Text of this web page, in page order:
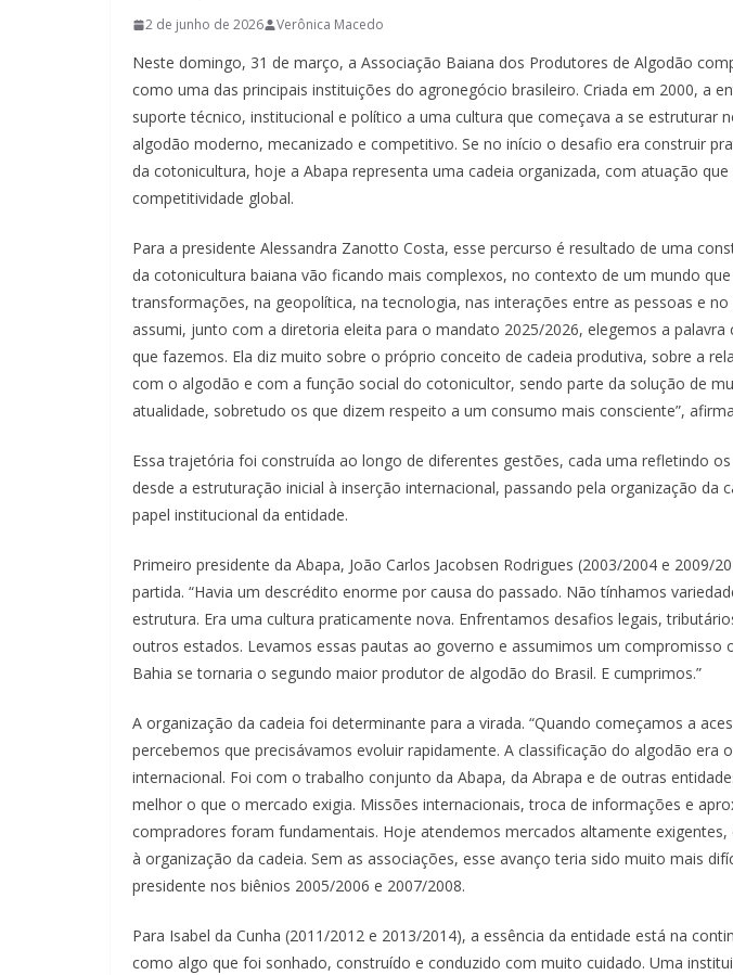
2 de junho de 2026 Verônica Macedo
Neste domingo, 31 de março, a Associação Baiana dos Produtores de Algodão
como uma das principais instituições do agronegócio brasileiro. Criada em 2000, a
suporte técnico, institucional e político a uma cultura que começava a se estruturar
algodão moderno, mecanizado e competitivo. Se no início o desafio era construir
da cotonicultura, hoje a Abapa representa uma cadeia organizada, com atuação
competitividade global.
Para a presidente Alessandra Zanotto Costa, esse percurso é resultado de uma
da cotonicultura baiana vão ficando mais complexos, no contexto de um mundo
transformações, na geopolítica, na tecnologia, nas interações entre as pessoas e
assumi, junto com a diretoria eleita para o mandato 2025/2026, elegemos a
que fazemos. Ela diz muito sobre o próprio conceito de cadeia produtiva, sobre a
com o algodão e com a função social do cotonicultor, sendo parte da solução de
atualidade, sobretudo os que dizem respeito a um consumo mais consciente”,
Essa trajetória foi construída ao longo de diferentes gestões, cada uma refletindo
desde a estruturação inicial à inserção internacional, passando pela organização da
papel institucional da entidade.
Primeiro presidente da Abapa, João Carlos Jacobsen Rodrigues (2003/2004 e 2009/
partida. “Havia um descrédito enorme por causa do passado. Não tínhamos
estrutura. Era uma cultura praticamente nova. Enfrentamos desafios legais,
outros estados. Levamos essas pautas ao governo e assumimos um compromisso
Bahia se tornaria o segundo maior produtor de algodão do Brasil. E cumprimos.”
A organização da cadeia foi determinante para a virada. “Quando começamos a
percebemos que precisávamos evoluir rapidamente. A classificação do algodão era
internacional. Foi com o trabalho conjunto da Abapa, da Abrapa e de outras
melhor o que o mercado exigia. Missões internacionais, troca de informações e
compradores foram fundamentais. Hoje atendemos mercados altamente exigentes,
à organização da cadeia. Sem as associações, esse avanço teria sido muito mais
presidente nos biênios 2005/2006 e 2007/2008.
Para Isabel da Cunha (2011/2012 e 2013/2014), a essência da entidade está na
como algo que foi sonhado, construído e conduzido com muito cuidado. Uma